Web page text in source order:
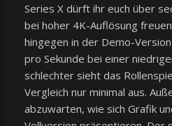
Series X dürft ihr euch über
bei hoher 4K-Auflösung
hingegen in der Demo-
pro Sekunde bei einer
schlechter sieht das
Vergleich nur minimal aus.
abzuwarten, wie sich Grafik